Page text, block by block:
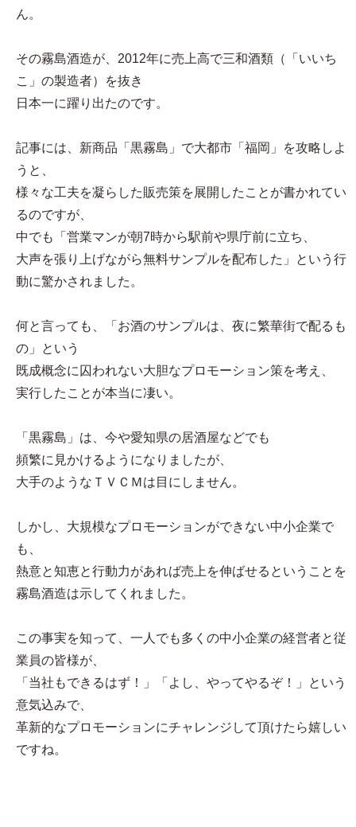
ん。
その霧島酒造が、2012年に売上高で三和酒類（「いいち
こ」の製造者）を抜き
日本一に躍り出たのです。
記事には、新商品「黒霧島」で大都市「福岡」を攻略しよ
うと、
様々な工夫を凝らした販売策を展開したことが書かれてい
るのですが、
中でも「営業マンが朝7時から駅前や県庁前に立ち、
大声を張り上げながら無料サンプルを配布した」という行
動に驚かされました。
何と言っても、「お酒のサンプルは、夜に繁華街で配るも
の」という
既成概念に囚われない大胆なプロモーション策を考え、
実行したことが本当に凄い。
「黒霧島」は、今や愛知県の居酒屋などでも
頻繁に見かけるようになりましたが、
大手のようなＴＶＣＭは目にしません。
しかし、大規模なプロモーションができない中小企業で
も、
熱意と知恵と行動力があれば売上を伸ばせるということを
霧島酒造は示してくれました。
この事実を知って、一人でも多くの中小企業の経営者と従
業員の皆様が、
「当社もできるはず！」「よし、やってやるぞ！」という
意気込みで、
革新的なプロモーションにチャレンジして頂けたら嬉しい
ですね。